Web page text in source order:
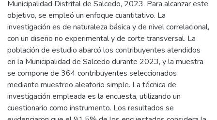
Municipalidad Distrital de Salcedo, 2023. Para alcanzar este
objetivo, se empleó un enfoque cuantitativo. La
investigación es de naturaleza básica y de nivel correlacional,
con un diseño no experimental y de corte transversal. La
población de estudio abarcó los contribuyentes atendidos
en la Municipalidad de Salcedo durante 2023, y la muestra
se compone de 364 contribuyentes seleccionados
mediante muestreo aleatorio simple. La técnica de
investigación empleada es la encuesta, utilizando un
cuestionario como instrumento. Los resultados se